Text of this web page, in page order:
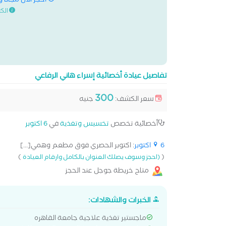
تفاصيل عيادة أخصائية إسراء هاني الرفاعي
سعر الكشف:300 جنيه
أخصائية تخصص تخسيس وتغذيةفي6 اكتوبر
6 اكتوبر
: اكتوبر الحصري فوق مطعم وهمي[...]
((احجز وسوف يصلك العنوان بالكامل وارقام العيادة)
متاح خريطة جوجل عند الحجز
الخبرات والشهادات: